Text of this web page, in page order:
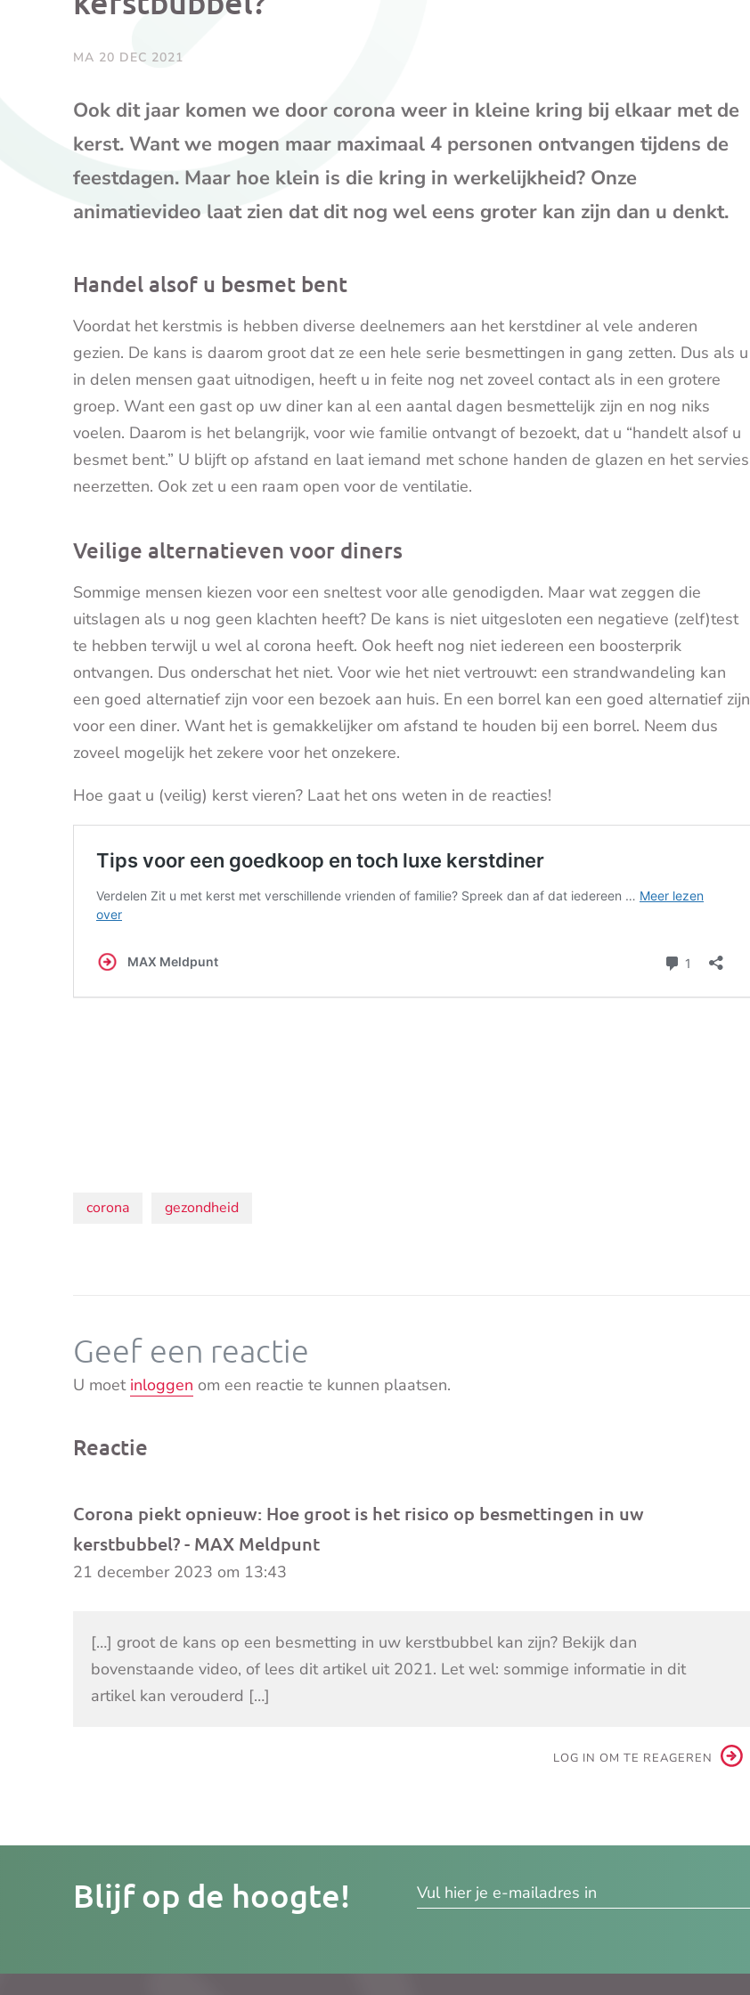
MA 20 DEC 2021
Ook dit jaar komen we door corona weer in kleine kring bij elkaar met de
kerst. Want we mogen maar maximaal 4 personen ontvangen tijdens de
feestdagen. Maar hoe klein is die kring in werkelijkheid? Onze
animatievideo laat zien dat dit nog wel eens groter kan zijn dan u denkt.
Handel alsof u besmet bent
Voordat het kerstmis is hebben diverse deelnemers aan het kerstdiner al vele anderen
gezien. De kans is daarom groot dat ze een hele serie besmettingen in gang zetten. Dus als u
in delen mensen gaat uitnodigen, heeft u in feite nog net zoveel contact als in een grotere
groep. Want een gast op uw diner kan al een aantal dagen besmettelijk zijn en nog niks
voelen. Daarom is het belangrijk, voor wie familie ontvangt of bezoekt, dat u “handelt alsof u
besmet bent.” U blijft op afstand en laat iemand met schone handen de glazen en het servies
neerzetten. Ook zet u een raam open voor de ventilatie.
Veilige alternatieven voor diners
Sommige mensen kiezen voor een sneltest voor alle genodigden. Maar wat zeggen die
uitslagen als u nog geen klachten heeft? De kans is niet uitgesloten een negatieve (zelf)test
te hebben terwijl u wel al corona heeft. Ook heeft nog niet iedereen een boosterprik
ontvangen. Dus onderschat het niet. Voor wie het niet vertrouwt: een strandwandeling kan
een goed alternatief zijn voor een bezoek aan huis. En een borrel kan een goed alternatief zijn
voor een diner. Want het is gemakkelijker om afstand te houden bij een borrel. Neem dus
zoveel mogelijk het zekere voor het onzekere.
Hoe gaat u (veilig) kerst vieren? Laat het ons weten in de reacties!
Onderwerpen:
corona gezondheid
Geef een reactie
U moet inloggen om een reactie te kunnen plaatsen.
Reactie
Corona piekt opnieuw: Hoe groot is het risico op besmettingen in uw
kerstbubbel? - MAX Meldpunt
21 december 2023 om 13:43
[…] groot de kans op een besmetting in uw kerstbubbel kan zijn? Bekijk dan
bovenstaande video, of lees dit artikel uit 2021. Let wel: sommige informatie in dit
artikel kan verouderd […]
LOG IN OM TE REAGEREN
Blijf op de hoogte!